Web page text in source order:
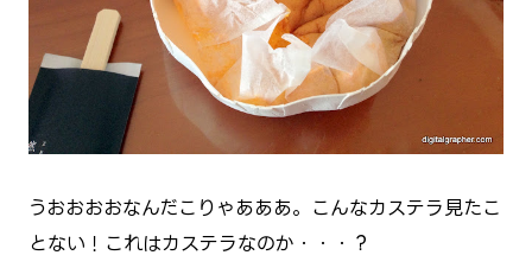
うおおおおなんだこりゃあああ。こんなカステラ見たこ
とない！これはカステラなのか・・・？